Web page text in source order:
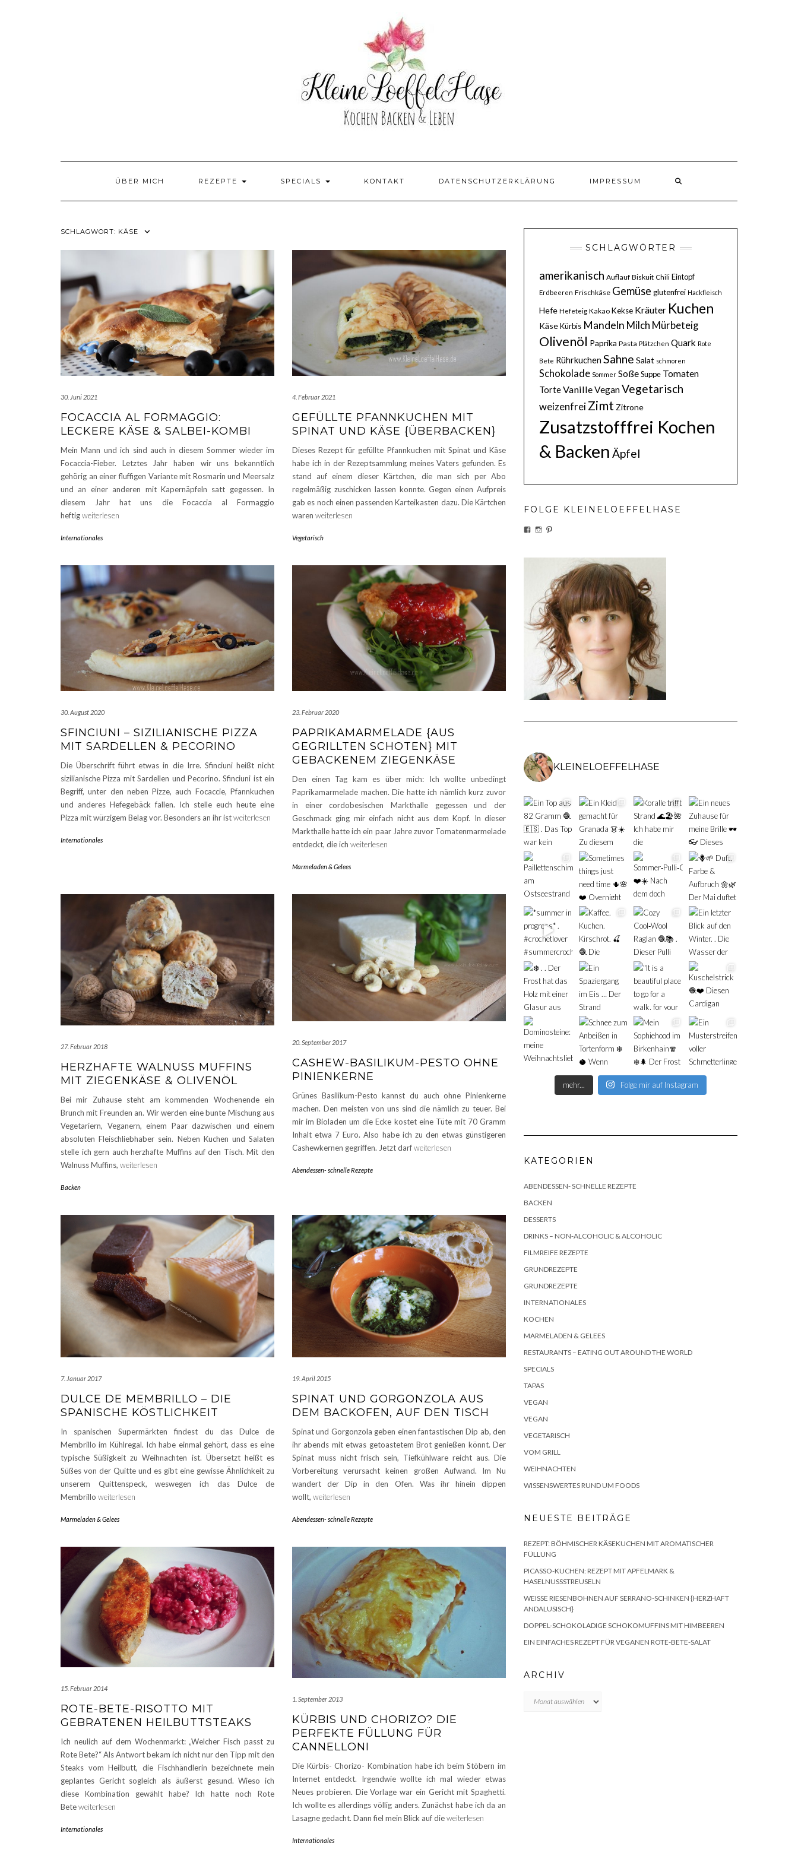
ÜBER MICH REZEPTE SPECIALS KONTAKT DATENSCHUTZERKLÄRUNG IMPRESSUM
SCHLAGWORT: KÄSE
30. Juni 2021
FOCACCIA AL FORMAGGIO:
LECKERE KÄSE & SALBEI-KOMBI
Mein Mann und ich sind auch in diesem Sommer wieder im
Focaccia-Fieber. Letztes Jahr haben wir uns bekanntlich
gehörig an einer fluffigen Variante mit Rosmarin und Meersalz
und an einer anderen mit Kapernäpfeln satt gegessen. In
diesem Jahr hat uns die Focaccia al Formaggio
heftigweiterlesen
Internationales
4. Februar 2021
GEFÜLLTE PFANNKUCHEN MIT
SPINAT UND KÄSE {ÜBERBACKEN}
Dieses Rezept für gefüllte Pfannkuchen mit Spinat und Käse
habe ich in der Rezeptsammlung meines Vaters gefunden. Es
stand auf einem dieser Kärtchen, die man sich per Abo
regelmäßig zuschicken lassen konnte. Gegen einen Aufpreis
gab es noch einen passenden Karteikasten dazu. Die Kärtchen
waren weiterlesen
Vegetarisch
30. August 2020
SFINCIUNI – SIZILIANISCHE PIZZA
MIT SARDELLEN & PECORINO
Die Überschrift führt etwas in die Irre. Sfinciuni heißt nicht
sizilianische Pizza mit Sardellen und Pecorino. Sfinciuni ist ein
Begriff, unter den neben Pizze, auch Focaccie, Pfannkuchen
und anderes Hefegebäck fallen. Ich stelle euch heute eine
Pizza mit würzigem Belag vor. Besonders an ihr istweiterlesen
Internationales
23. Februar 2020
PAPRIKAMARMELADE {AUS
GEGRILLTEN SCHOTEN} MIT
GEBACKENEM ZIEGENKÄSE
Den einen Tag kam es über mich: Ich wollte unbedingt
Paprikamarmelade machen. Die hatte ich nämlich kurz zuvor
in einer cordobesischen Markthalle gegessen und der
Geschmack ging mir einfach nicht aus dem Kopf. In dieser
Markthalle hatte ich ein paar Jahre zuvor Tomatenmarmelade
entdeckt, die ich weiterlesen
Marmeladen & Gelees
27. Februar 2018
HERZHAFTE WALNUSS MUFFINS
MIT ZIEGENKÄSE & OLIVENÖL
Bei mir Zuhause steht am kommenden Wochenende ein
Brunch mit Freunden an. Wir werden eine bunte Mischung aus
Vegetariern, Veganern, einem Paar dazwischen und einem
absoluten Fleischliebhaber sein. Neben Kuchen und Salaten
stelle ich gern auch herzhafte Muffins auf den Tisch. Mit den
Walnuss Muffins, weiterlesen
Backen
20. September 2017
CASHEW-BASILIKUM-PESTO OHNE
PINIENKERNE
Grünes Basilikum-Pesto kannst du auch ohne Pinienkerne
machen. Den meisten von uns sind die nämlich zu teuer. Bei
mir im Bioladen um die Ecke kostet eine Tüte mit 70 Gramm
Inhalt etwa 7 Euro. Also habe ich zu den etwas günstigeren
Cashewkernen gegriffen. Jetzt darfweiterlesen
Abendessen- schnelle Rezepte
7. Januar 2017
DULCE DE MEMBRILLO – DIE
SPANISCHE KÖSTLICHKEIT
In spanischen Supermärkten findest du das Dulce de
Membrillo im Kühlregal. Ich habe einmal gehört, dass es eine
typische Süßigkeit zu Weihnachten ist. Übersetzt heißt es
Süßes von der Quitte und es gibt eine gewisse Ähnlichkeit zu
unserem Quittenspeck, weswegen ich das Dulce de
Membrillo weiterlesen
Marmeladen & Gelees
19. April 2015
SPINAT UND GORGONZOLA AUS
DEM BACKOFEN, AUF DEN TISCH
Spinat und Gorgonzola geben einen fantastischen Dip ab, den
ihr abends mit etwas getoastetem Brot genießen könnt. Der
Spinat muss nicht frisch sein, Tiefkühlware reicht aus. Die
Vorbereitung verursacht keinen großen Aufwand. Im Nu
wandert der Dip in den Ofen. Was ihr hinein dippen
wollt, weiterlesen
Abendessen- schnelle Rezepte
15. Februar 2014
ROTE-BETE-RISOTTO MIT
GEBRATENEN HEILBUTTSTEAKS
Ich neulich auf dem Wochenmarkt: „Welcher Fisch passt zu
Rote Bete?“ Als Antwort bekam ich nicht nur den Tipp mit den
Steaks vom Heilbutt, die Fischhändlerin bezeichnete mein
geplantes Gericht sogleich als äußerst gesund. Wieso ich
diese Kombination gewählt habe? Ich hatte noch Rote
Beteweiterlesen
Internationales
1. September 2013
KÜRBIS UND CHORIZO? DIE
PERFEKTE FÜLLUNG FÜR
CANNELLONI
Die Kürbis- Chorizo- Kombination habe ich beim Stöbern im
Internet entdeckt. Irgendwie wollte ich mal wieder etwas
Neues probieren. Die Vorlage war ein Gericht mit Spaghetti.
Ich wollte es allerdings völlig anders. Zunächst habe ich da an
Lasagne gedacht. Dann fiel mein Blick auf dieweiterlesen
Internationales
SCHLAGWÖRTER
amerikanisch Auflauf Biskuit Chili Eintopf
Erdbeeren Frischkäse Gemüse glutenfrei Hackfleisch
Hefe Hefeteig Kakao Kekse Kräuter Kuchen
KäseKürbis Mandeln Milch Mürbeteig
Olivenöl Paprika Pasta Plätzchen Quark Rote
Bete Rührkuchen Sahne Salat schmoren
Schokolade Sommer SoßeSuppe Tomaten
TorteVanilleVeganVegetarisch
weizenfrei Zimt Zitrone
Zusatzstofffrei Kochen
& Backen Äpfel
FOLGE KLEINELOEFFELHASE
PROFIL
FACEBOOK
PROFIL
INSTAGRAM
ANZEIGEN
PINTEREST
ANZEIGEN
KLEINELOEFFELHASE
mehr... Folge mir auf Instagram
KATEGORIEN
ABENDESSEN- SCHNELLE REZEPTE
BACKEN
DESSERTS
DRINKS – NON-ALCOHOLIC & ALCOHOLIC
FILMREIFE REZEPTE
GRUNDREZEPTE
GRUNDREZEPTE
INTERNATIONALES
KOCHEN
MARMELADEN & GELEES
RESTAURANTS – EATING OUT AROUND THE WORLD
SPECIALS
TAPAS
VEGAN
VEGAN
VEGETARISCH
VOM GRILL
WEIHNACHTEN
WISSENSWERTES RUND UM FOODS
NEUESTE BEITRÄGE
REZEPT: BÖHMISCHER KÄSEKUCHEN MIT AROMATISCHER
FÜLLUNG
PICASSO-KUCHEN: REZEPT MIT APFELMARK &
HASELNUSSSTREUSELN
WEISSE RIESENBOHNEN AUF SERRANO-SCHINKEN {HERZHAFT A
NDALUSISCH}
DOPPEL-SCHOKOLADIGE SCHOKOMUFFINS MIT HIMBEEREN
EIN EINFACHES REZEPT FÜR VEGANEN ROTE-BETE-SALAT
ARCHIV